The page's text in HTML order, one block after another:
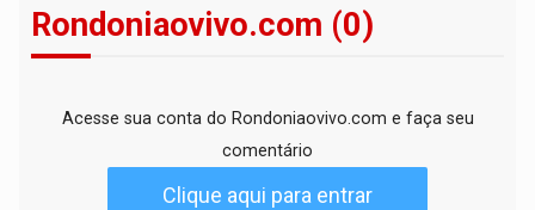
Rondoniaovivo.com (0)
Acesse sua conta do Rondoniaovivo.com e faça seu
comentário
Clique aqui para entrar